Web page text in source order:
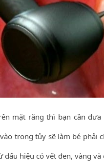
mặt răng thì bạn cần
trong tủy sẽ làm bé phải
hiệu có vết đen, vàng